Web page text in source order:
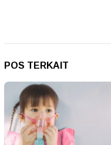
POS TERKAIT